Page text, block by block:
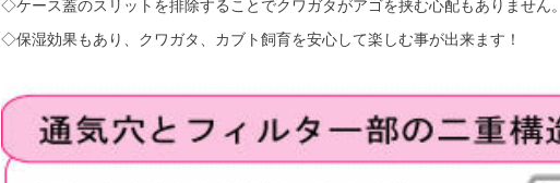
◇ケース蓋のスリットを排除することでクワガタがアゴを挟む心配もありません。
◇保湿効果もあり、クワガタ、カブト飼育を安心して楽しむ事が出来ます！